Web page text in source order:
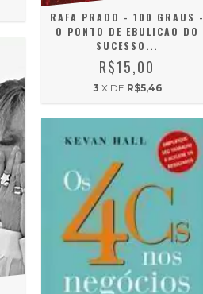
RAFA PRADO - 100 GRAUS -
O PONTO DE EBULICAO DO
SUCESSO...
R$15,00
3 X DE R$5,46